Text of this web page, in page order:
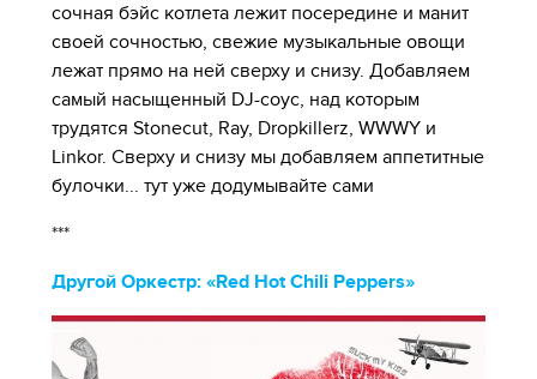
сочная бэйс котлета лежит посередине и манит
своей сочностью, свежие музыкальные овощи
лежат прямо на ней сверху и снизу. Добавляем
самый насыщенный DJ-соус, над которым
трудятся Stonecut, Ray, Dropkillerz, WWWY и
Linkor. Сверху и снизу мы добавляем аппетитные
булочки... тут уже додумывайте сами
***
Другой Оркестр: «Red Hot Chili Peppers»